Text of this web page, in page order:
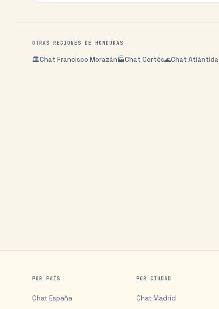
OTRAS REGIONES DE HONDURAS
🏛️Chat Francisco Morazán🏭Chat Cortés🌊Chat Atlántida
POR PAÍS
Chat España
POR CIUDAD
Chat Madrid